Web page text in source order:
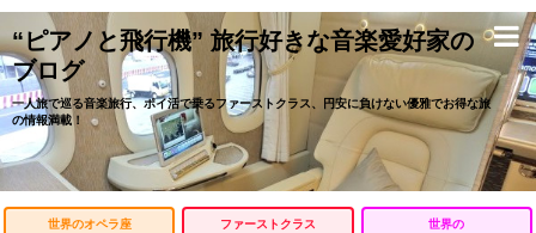
“ピアノと飛行機” 旅行好きな音楽愛好家の
ブログ
一人旅で巡る音楽旅行、ポイ活で乗るファーストクラス、円安に負けない優雅でお得な旅
の情報満載！
世界のオペラ座
ファーストクラス
世界の